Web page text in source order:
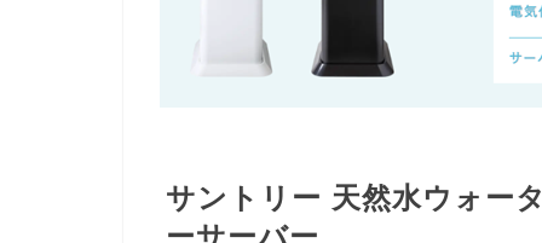
サントリー 天然水ウォータ
ーサーバー